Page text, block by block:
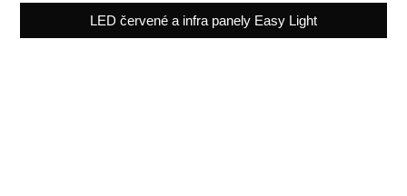
LED červené a infra panely Easy Light